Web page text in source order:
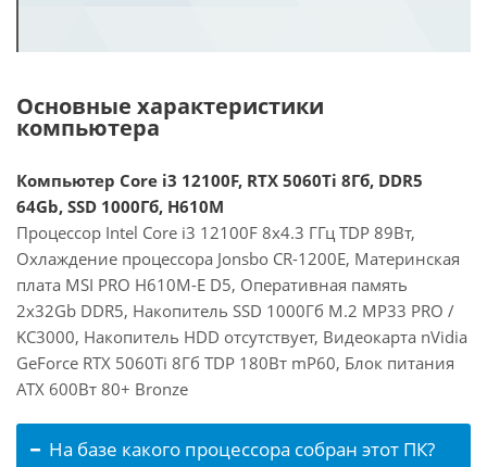
Основные характеристики
компьютера
Компьютер Core i3 12100F, RTX 5060Ti 8Гб, DDR5
64Gb, SSD 1000Гб, H610M
Процессор Intel Core i3 12100F 8x4.3 ГГц TDP 89Вт,
Охлаждение процессора Jonsbo CR-1200E, Материнская
плата MSI PRO H610M-E D5, Оперативная память
2x32Gb DDR5, Накопитель SSD 1000Гб M.2 MP33 PRO /
KC3000, Накопитель HDD отсутствует, Видеокарта nVidia
GeForce RTX 5060Ti 8Гб TDP 180Вт mP60, Блок питания
ATX 600Вт 80+ Bronze
На базе какого процессора собран этот ПК?